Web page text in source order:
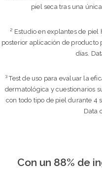
piel seca tras una
² Estudio en explantes de
posterior aplicación de producto
días.
³ Test de uso para evaluar la
dermatológica y cuestionarios
con todo tipo de piel durante 4
Data
Con un 88% de